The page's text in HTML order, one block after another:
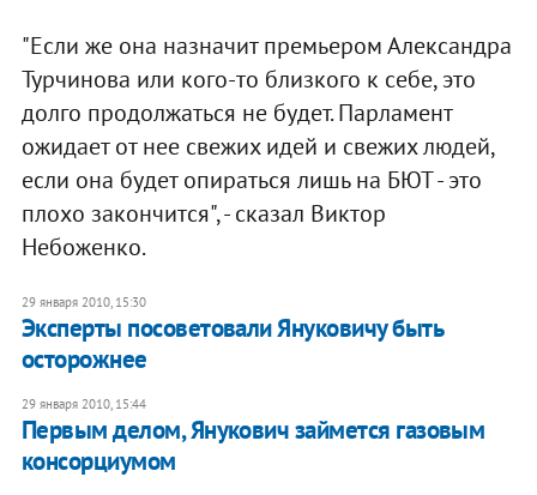
"Если же она назначит премьером Александра
Турчинова или кого-то близкого к себе, это
долго продолжаться не будет. Парламент
ожидает от нее свежих идей и свежих людей,
если она будет опираться лишь на БЮТ - это
плохо закончится", - сказал Виктор
Небоженко.
29 января 2010, 15:30
Эксперты посоветовали Януковичу быть
осторожнее
29 января 2010, 15:44
Первым делом, Янукович займется газовым
консорциумом